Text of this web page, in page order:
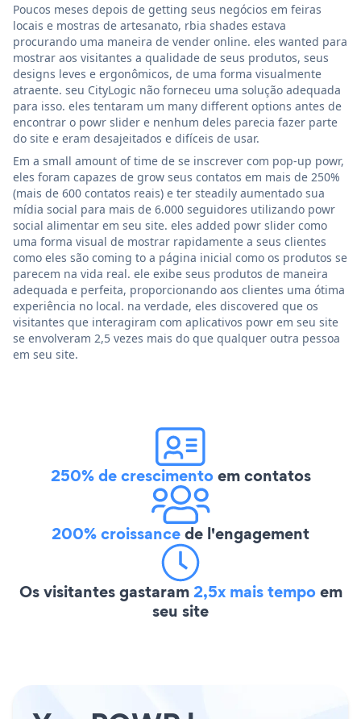
Poucos meses depois de getting seus negócios em feiras
locais e mostras de artesanato, rbia shades estava
procurando uma maneira de vender online. eles wanted para
mostrar aos visitantes a qualidade de seus produtos, seus
designs leves e ergonômicos, de uma forma visualmente
atraente. seu CityLogic não forneceu uma solução adequada
para isso. eles tentaram um many different options antes de
encontrar o powr slider e nenhum deles parecia fazer parte
do site e eram desajeitados e difíceis de usar.
Em a small amount of time de se inscrever com pop-up powr,
eles foram capazes de grow seus contatos em mais de 250%
(mais de 600 contatos reais) e ter steadily aumentado sua
mídia social para mais de 6.000 seguidores utilizando powr
social alimentar em seu site. eles added powr slider como
uma forma visual de mostrar rapidamente a seus clientes
como eles são coming to a página inicial como os produtos se
parecem na vida real. ele exibe seus produtos de maneira
adequada e perfeita, proporcionando aos clientes uma ótima
experiência no local. na verdade, eles discovered que os
visitantes que interagiram com aplicativos powr em seu site
se envolveram 2,5 vezes mais do que qualquer outra pessoa
em seu site.
250% de crescimentoem contatos
200% croissancede l'engagement
Os visitantes gastaram2,5x mais tempoem
seu site